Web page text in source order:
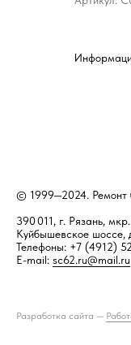
Разработка сайта —
© 1999—2024. Ремонт
390 011, г. Рязань,
Куйбышевское шоссе,
Телефоны: +7 (4912)
E-mail: sc62.ru@mail.ru